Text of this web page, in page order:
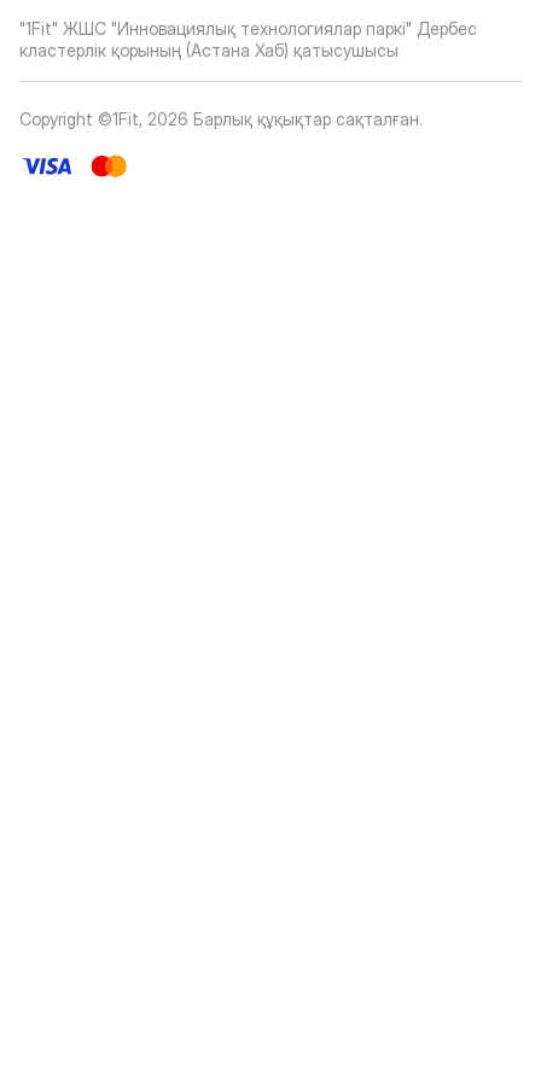
"1Fit" ЖШС "Инновациялық технологиялар паркі" Дербес
кластерлік қорының (Астана Хаб) қатысушысы
Copyright ©1Fit, 2026 Барлық құқықтар сақталған.